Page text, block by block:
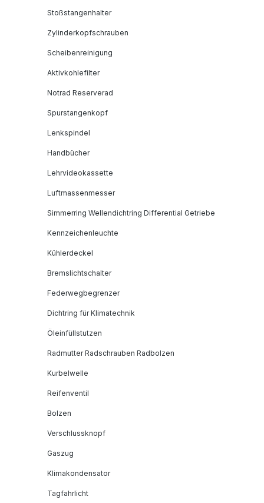
Stoßstangenhalter
Zylinderkopfschrauben
Scheibenreinigung
Aktivkohlefilter
Notrad Reserverad
Spurstangenkopf
Lenkspindel
Handbücher
Lehrvideokassette
Luftmassenmesser
Simmerring Wellendichtring Differential Getriebe
Kennzeichenleuchte
Kühlerdeckel
Bremslichtschalter
Federwegbegrenzer
Dichtring für Klimatechnik
Öleinfüllstutzen
Radmutter Radschrauben Radbolzen
Kurbelwelle
Reifenventil
Bolzen
Verschlussknopf
Gaszug
Klimakondensator
Tagfahrlicht